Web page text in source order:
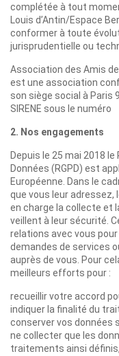
complétée à tout
Louis d’Antin/Espace
conformer à toute
jurisprudentielle ou
Association des Amis
est une association
son siège social à Paris
SIRENE sous le numéro
2. Nos engagements
Depuis le 25 mai 2018
Données (RGPD) est
Européenne. Dans le
que vous leur
en charge la collecte et
veillent à leur sécurité.
relations avec vous
demandes de services
auprès de vous. Pour
meilleurs efforts pour :
recueillir votre accord
indiquer la finalité du
conserver vos données
ne collecter que les
traitements ainsi définis,